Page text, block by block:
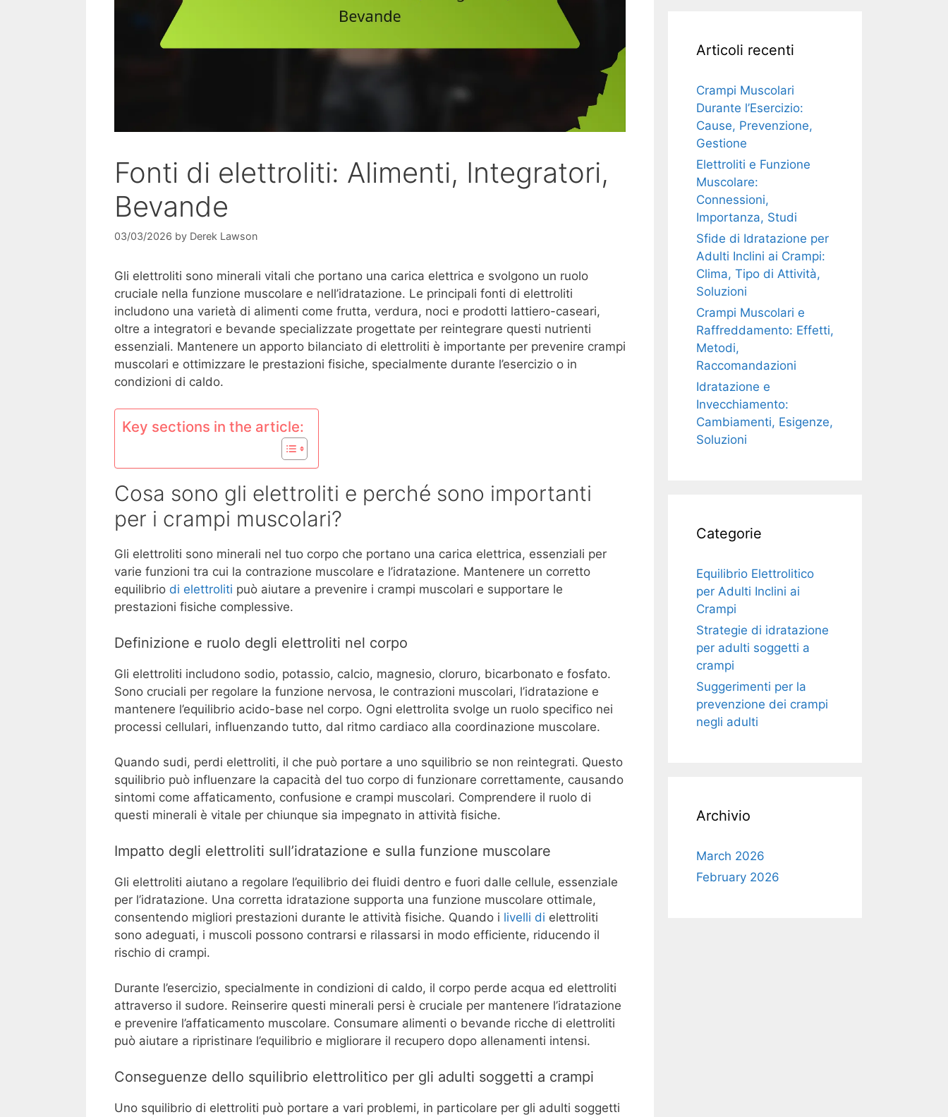
Fonti di elettroliti: Alimenti, Integratori,
Bevande
03/03/2026 by Derek Lawson
Gli elettroliti sono minerali vitali che portano una carica elettrica e svolgono un ruolo
cruciale nella funzione muscolare e nell’idratazione. Le principali fonti di elettroliti
includono una varietà di alimenti come frutta, verdura, noci e prodotti lattiero-caseari,
oltre a integratori e bevande specializzate progettate per reintegrare questi nutrienti
essenziali. Mantenere un apporto bilanciato di elettroliti è importante per prevenire crampi
muscolari e ottimizzare le prestazioni fisiche, specialmente durante l’esercizio o in
condizioni di caldo.
Key sections in the article:
Cosa sono gli elettroliti e perché sono importanti
per i crampi muscolari?
Gli elettroliti sono minerali nel tuo corpo che portano una carica elettrica, essenziali per
varie funzioni tra cui la contrazione muscolare e l’idratazione. Mantenere un corretto
equilibrio di elettroliti può aiutare a prevenire i crampi muscolari e supportare le
prestazioni fisiche complessive.
Definizione e ruolo degli elettroliti nel corpo
Gli elettroliti includono sodio, potassio, calcio, magnesio, cloruro, bicarbonato e fosfato.
Sono cruciali per regolare la funzione nervosa, le contrazioni muscolari, l’idratazione e
mantenere l’equilibrio acido-base nel corpo. Ogni elettrolita svolge un ruolo specifico nei
processi cellulari, influenzando tutto, dal ritmo cardiaco alla coordinazione muscolare.
Quando sudi, perdi elettroliti, il che può portare a uno squilibrio se non reintegrati. Questo
squilibrio può influenzare la capacità del tuo corpo di funzionare correttamente, causando
sintomi come affaticamento, confusione e crampi muscolari. Comprendere il ruolo di
questi minerali è vitale per chiunque sia impegnato in attività fisiche.
Impatto degli elettroliti sull’idratazione e sulla funzione muscolare
Gli elettroliti aiutano a regolare l’equilibrio dei fluidi dentro e fuori dalle cellule, essenziale
per l’idratazione. Una corretta idratazione supporta una funzione muscolare ottimale,
consentendo migliori prestazioni durante le attività fisiche. Quando i livelli di elettroliti
sono adeguati, i muscoli possono contrarsi e rilassarsi in modo efficiente, riducendo il
rischio di crampi.
Durante l’esercizio, specialmente in condizioni di caldo, il corpo perde acqua ed elettroliti
attraverso il sudore. Reinserire questi minerali persi è cruciale per mantenere l’idratazione
e prevenire l’affaticamento muscolare. Consumare alimenti o bevande ricche di elettroliti
può aiutare a ripristinare l’equilibrio e migliorare il recupero dopo allenamenti intensi.
Conseguenze dello squilibrio elettrolitico per gli adulti soggetti a crampi
Uno squilibrio di elettroliti può portare a vari problemi, in particolare per gli adulti soggetti
Articoli recenti
Crampi Muscolari
Durante l’Esercizio:
Cause, Prevenzione,
Gestione
Elettroliti e Funzione
Muscolare:
Connessioni,
Importanza, Studi
Sfide di Idratazione per
Adulti Inclini ai Crampi:
Clima, Tipo di Attività,
Soluzioni
Crampi Muscolari e
Raffreddamento: Effetti,
Metodi,
Raccomandazioni
Idratazione e
Invecchiamento:
Cambiamenti, Esigenze,
Soluzioni
Categorie
Equilibrio Elettrolitico
per Adulti Inclini ai
Crampi
Strategie di idratazione
per adulti soggetti a
crampi
Suggerimenti per la
prevenzione dei crampi
negli adulti
Archivio
March 2026
February 2026